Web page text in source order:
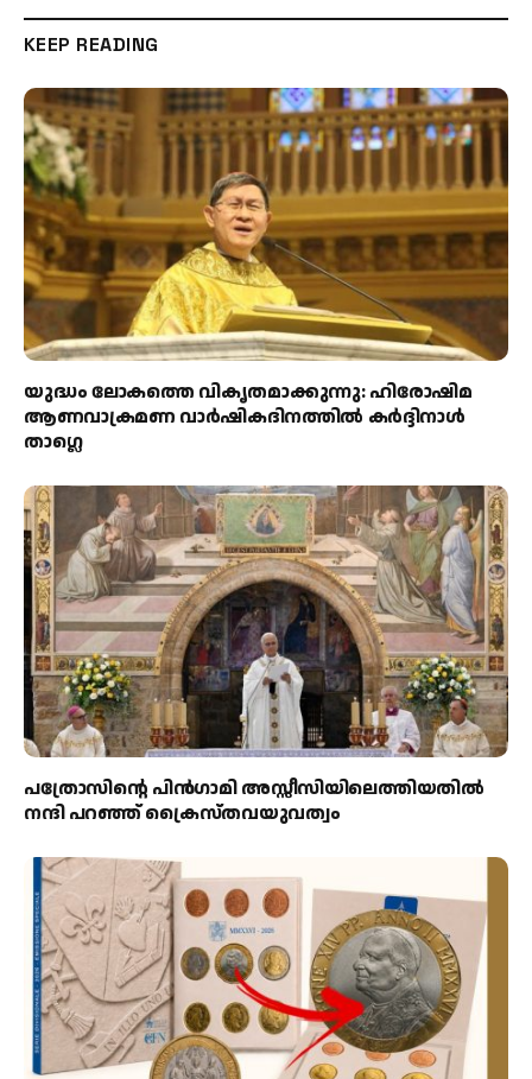
KEEP READING
യുദ്ധം ലോകത്തെ വികൃതമാക്കുന്നു: ഹിരോഷിമ
ആണവാക്രമണ വാർഷികദിനത്തിൽ കർദ്ദിനാൾ
താഗ്ലെ
പത്രോസിന്റെ പിൻഗാമി അസ്സീസിയിലെത്തിയതിൽ
നന്ദി പറഞ്ഞ് ക്രൈസ്തവയുവത്വം